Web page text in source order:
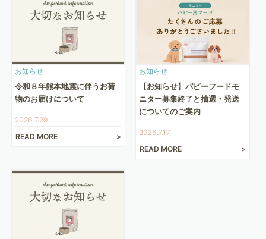
お知らせ
令和８年熊本地震に伴うお荷
物のお届けについて
2026.7.29
READ MORE
お知らせ
【お知らせ】パピーフードモ
ニター募集終了と抽選・発送
についてのご案内
2026.7.17
READ MORE